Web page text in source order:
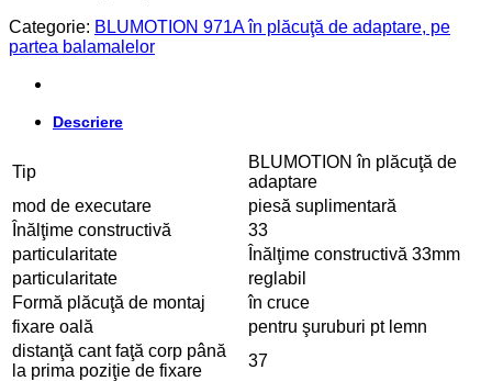
Categorie: BLUMOTION 971A în plăcuţă de adaptare, pe
partea balamalelor
Descriere
Tip
BLUMOTION în plăcuţă de
adaptare
mod de executare
piesă suplimentară
Înălţime constructivă
33
particularitate
Înălţime constructivă 33mm
particularitate
reglabil
Formă plăcuţă de montaj
în cruce
fixare oală
pentru şuruburi pt lemn
distanţă cant faţă corp până
la prima poziţie de fixare
37